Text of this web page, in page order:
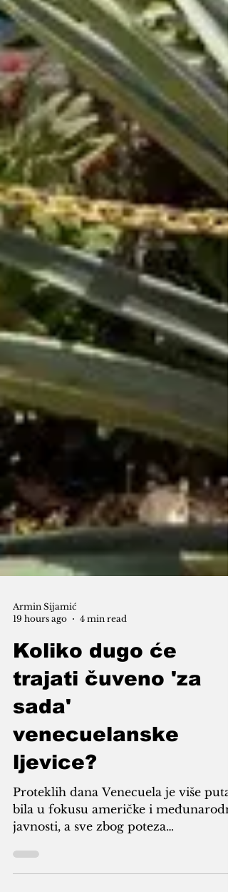
19 hours ago
4 min read
Koliko dugo će
trajati čuveno 'za
sada'
venecuelanske
ljevice?
Proteklih dana Venecuela je više puta
bila u fokusu američke i
javnosti, a sve zbog poteza